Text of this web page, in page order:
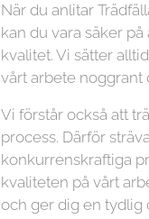
När du anlitar
kan du vara säker
kvalitet. Vi sätter
vårt arbete noggrant
Vi förstår också att
process. Därför
konkurrenskraftiga
kvaliteten på vårt
och ger dig en tydlig